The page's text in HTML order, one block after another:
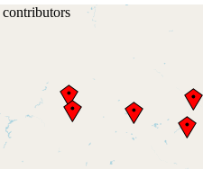
contributors